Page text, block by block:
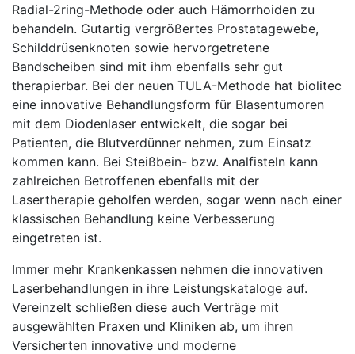
Radial-2ring-Methode oder auch Hämorrhoiden zu
behandeln. Gutartig vergrößertes Prostatagewebe,
Schilddrüsenknoten sowie hervorgetretene
Bandscheiben sind mit ihm ebenfalls sehr gut
therapierbar. Bei der neuen TULA-Methode hat biolitec
eine innovative Behandlungsform für Blasentumoren
mit dem Diodenlaser entwickelt, die sogar bei
Patienten, die Blutverdünner nehmen, zum Einsatz
kommen kann. Bei Steißbein- bzw. Analfisteln kann
zahlreichen Betroffenen ebenfalls mit der
Lasertherapie geholfen werden, sogar wenn nach einer
klassischen Behandlung keine Verbesserung
eingetreten ist.
Immer mehr Krankenkassen nehmen die innovativen
Laserbehandlungen in ihre Leistungskataloge auf.
Vereinzelt schließen diese auch Verträge mit
ausgewählten Praxen und Kliniken ab, um ihren
Versicherten innovative und moderne